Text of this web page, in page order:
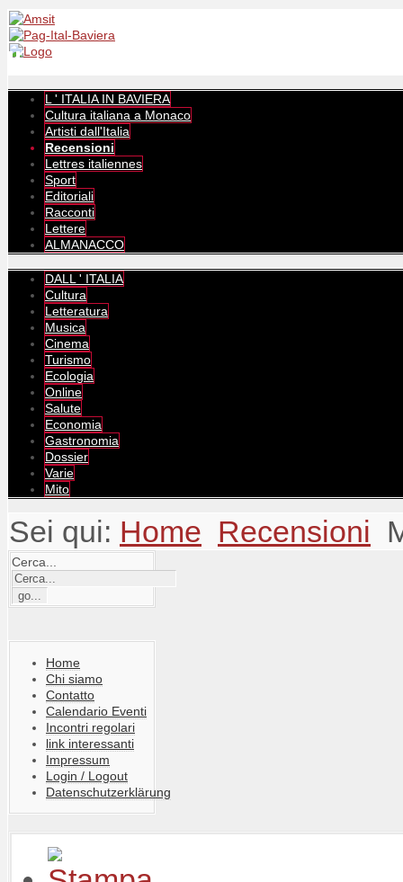
L ' ITALIA IN BAVIERA
Cultura italiana a Monaco
Artisti dall'Italia
Recensioni
Lettres italiennes
Sport
Editoriali
Racconti
Lettere
ALMANACCO
DALL ' ITALIA
Cultura
Letteratura
Musica
Cinema
Turismo
Ecologia
Online
Salute
Economia
Gastronomia
Dossier
Varie
Mito
Sei qui: Home Recensioni
Cerca...
Home
Chi siamo
Contatto
Calendario Eventi
Incontri regolari
link interessanti
Impressum
Login / Logout
Datenschutzerklärung